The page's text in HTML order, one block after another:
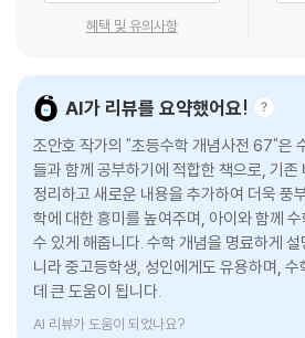
5-3. 여러 가지 비율
5-4. 비의 성질은 ‘분수의 위대한 성질’로 대
5-6. 백분율: 기준이 100인 비율
5-7. 할푼리: 기준이 다른 여러 개가 모였다
5-8. 원리합계: (원금)+(이자)
5-9. 비례식을 방정식으로 만들기
5-10. 비례의 반대는 반비례가 아니다
5-11. 연비: 3개 이상 연속된 비
5-12. 비례배분: 배분이 뭘까요?
〈에필로그〉 수학에도 통역이 필요하다
혜택 및 유의사항
AI가 리뷰를 요약했어요!
조안호 작가의 "초등수학 개념사전 67"은
들과 함께 공부하기에 적합한 책으로, 기존
정리하고 새로운 내용을 추가하여 더욱 풍
학에 대한 흥미를 높여주며, 아이와 함께
수 있게 해줍니다. 수학 개념을 명료하게
니라 중고등학생, 성인에게도 유용하며,
데 큰 도움이 됩니다.
AI 리뷰가 도움이 되었나요?